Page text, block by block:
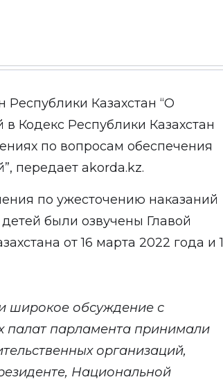
Республики Казахстан “О
Кодекс Республики Казахстан
по вопросам обеспечения
передает akorda.kz.
по ужесточению наказаний
были озвучены Главой
от 16 марта 2022 года и 1
широкое обсуждение с
палат парламента принимали
организаций,
Национальной